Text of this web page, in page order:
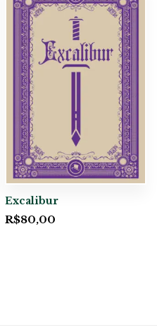
Excalibur
R$80,00